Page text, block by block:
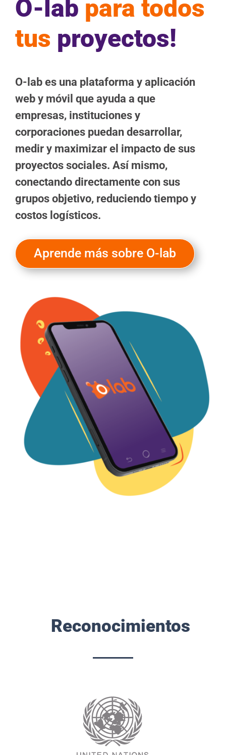
O-lab para todos
tus proyectos!
O-lab es una plataforma y aplicación
web y móvil que ayuda a que
empresas, instituciones y
corporaciones puedan desarrollar,
medir y maximizar el impacto de sus
proyectos sociales. Así mismo,
conectando directamente con sus
grupos objetivo, reduciendo tiempo y
costos logísticos.
Aprende más sobre O-lab
Reconocimientos